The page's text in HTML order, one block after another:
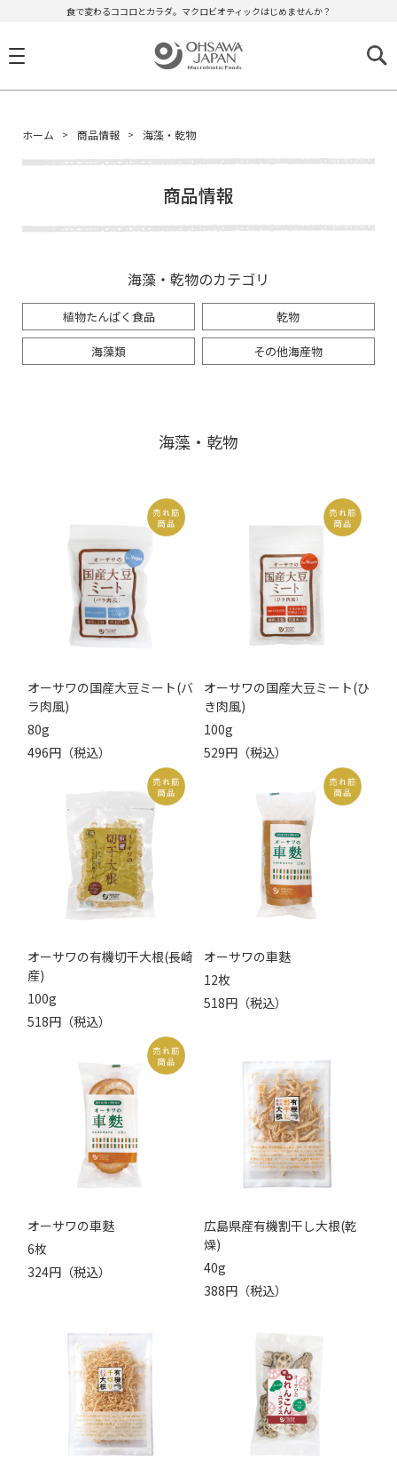
食で変わるココロとカラダ。マクロビオティックはじめませんか？
ホーム 商品情報 海藻・乾物
商品情報
海藻・乾物のカテゴリ
植物たんぱく食品 乾物
海藻類 その他海産物
海藻・乾物
オーサワの国産大豆ミート(バ
ラ肉風)
80g
496円（税込）
オーサワの国産大豆ミート(ひ
き肉風)
100g
529円（税込）
オーサワの有機切干大根(長崎
産)
100g
518円（税込）
オーサワの車麩
12枚
518円（税込）
オーサワの車麩
6枚
324円（税込）
広島県産有機割干し大根(乾
燥)
40g
388円（税込）